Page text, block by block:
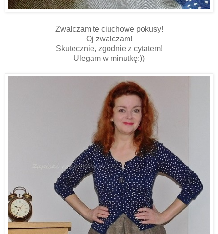
Zwalczam te ciuchowe pokusy!
Oj zwalczam!
Skutecznie, zgodnie z cytatem!
Ulegam w minutkę:))